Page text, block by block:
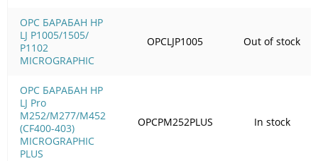
OPC БАРАБАН HP
LJ P1005/1505/
Р1102
MICROGRAPHIC
OPC БАРАБАН HP
LJ Pro
M252/M277/M452
(CF400-403)
MICROGRAPHIC
PLUS
OPCLJP1005 Out of stock
OPCPM252PLUS In stock